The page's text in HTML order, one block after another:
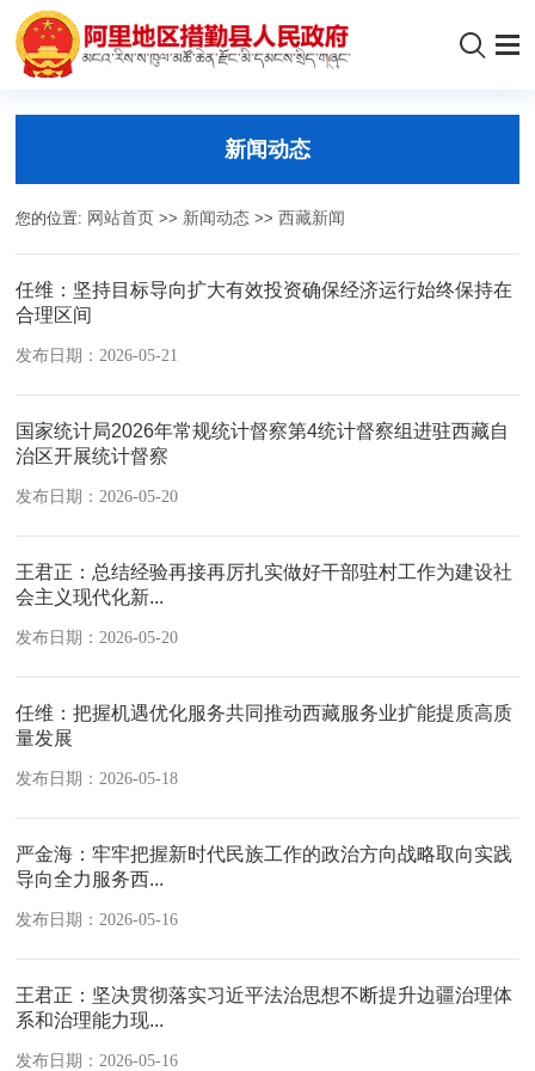
新闻动态
您的位置: 网站首页 >> 新闻动态 >> 西藏新闻
任维：坚持目标导向扩大有效投资确保经济运行始终保持在
合理区间
发布日期：2026-05-21
国家统计局2026年常规统计督察第4统计督察组进驻西藏自
治区开展统计督察
发布日期：2026-05-20
王君正：总结经验再接再厉扎实做好干部驻村工作为建设社
会主义现代化新...
发布日期：2026-05-20
任维：把握机遇优化服务共同推动西藏服务业扩能提质高质
量发展
发布日期：2026-05-18
严金海：牢牢把握新时代民族工作的政治方向战略取向实践
导向全力服务西...
发布日期：2026-05-16
王君正：坚决贯彻落实习近平法治思想不断提升边疆治理体
系和治理能力现...
发布日期：2026-05-16